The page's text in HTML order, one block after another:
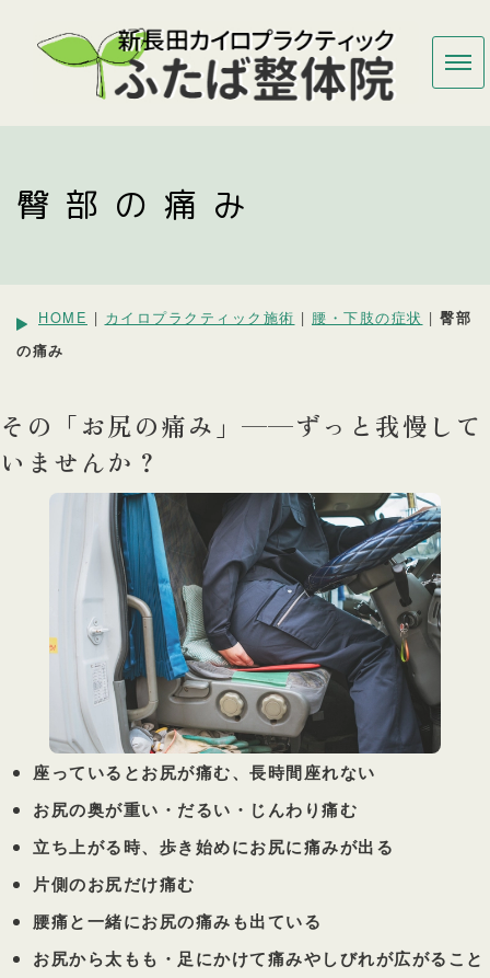
臀部の痛み
HOME | カイロプラクティック施術 | 腰・下肢の症状 | 臀部
の痛み
その「お尻の痛み」——ずっと我慢して
いませんか？
座っているとお尻が痛む、長時間座れない
お尻の奥が重い・だるい・じんわり痛む
立ち上がる時、歩き始めにお尻に痛みが出る
片側のお尻だけ痛む
腰痛と一緒にお尻の痛みも出ている
お尻から太もも・足にかけて痛みやしびれが広がること